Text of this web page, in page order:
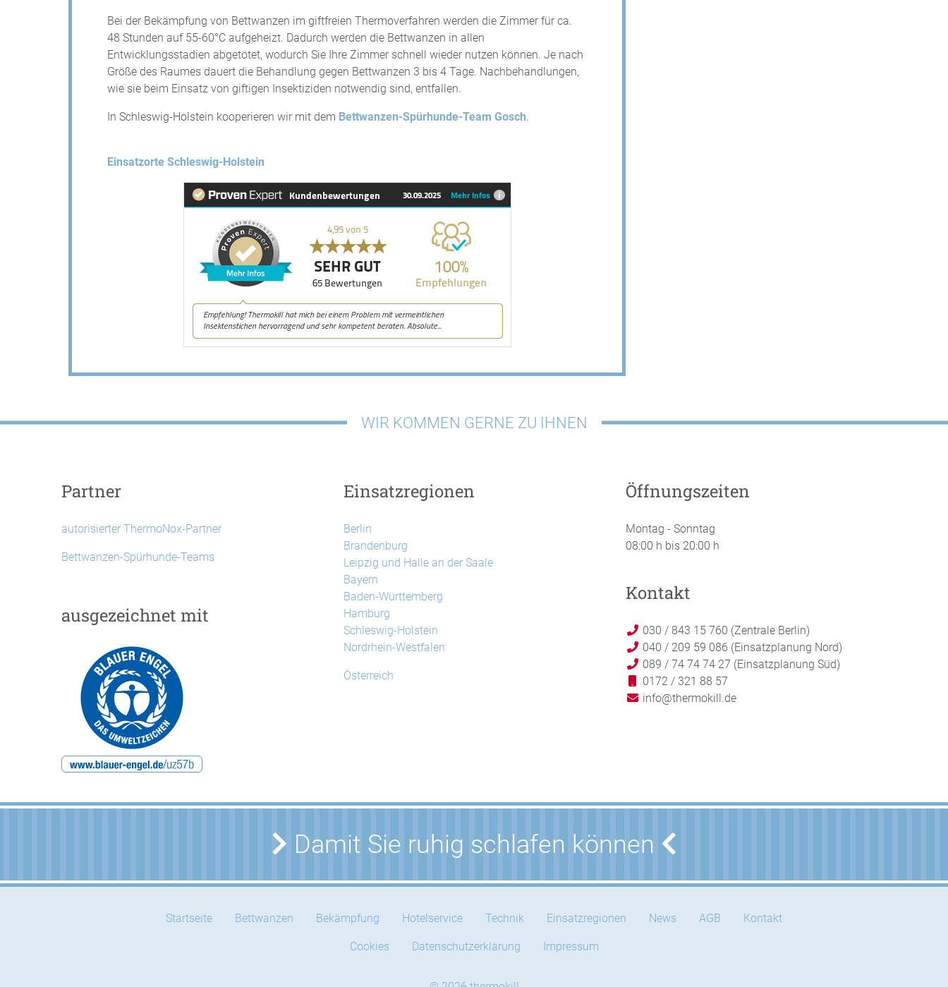
Bei der Bekämpfung von Bettwanzen im giftfreien Thermoverfahren werden die Zimmer für ca.
48 Stunden auf 55-60°C aufgeheizt. Dadurch werden die Bettwanzen in allen
Entwicklungsstadien abgetötet, wodurch Sie Ihre Zimmer schnell wieder nutzen können. Je nach
Größe des Raumes dauert die Behandlung gegen Bettwanzen 3 bis 4 Tage. Nachbehandlungen,
wie sie beim Einsatz von giftigen Insektiziden notwendig sind, entfallen.
In Schleswig-Holstein kooperieren wir mit dem Bettwanzen-Spürhunde-Team Gosch.
Einsatzorte Schleswig-Holstein
WIR KOMMEN GERNE ZU IHNEN
Partner
autorisierter ThermoNox-Partner
Bettwanzen-Spürhunde-Teams
ausgezeichnet mit
Einsatzregionen
Berlin
Brandenburg
Leipzig und Halle an der Saale
Bayern
Baden-Württemberg
Hamburg
Schleswig-Holstein
Nordrhein-Westfalen
Österreich
Öffnungszeiten
Montag - Sonntag
08:00 h bis 20:00 h
Kontakt
030 / 843 15 760 (Zentrale Berlin)
040 / 209 59 086 (Einsatzplanung Nord)
089 / 74 74 74 27 (Einsatzplanung Süd)
0172 / 321 88 57
info@thermokill.de
Damit Sie ruhig schlafen können
Startseite Bettwanzen Bekämpfung Hotelservice Technik Einsatzregionen News AGB Kontakt
Cookies Datenschutzerklärung Impressum